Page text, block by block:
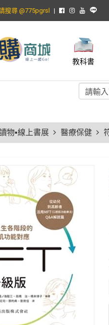
搜尋 @775pgrsl
教科書
物▪線上書展 醫療保健